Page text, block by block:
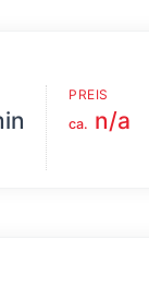
PREIS
ca. n/a